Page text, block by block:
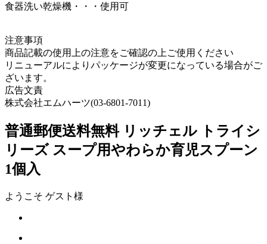
食器洗い乾燥機・・・使用可
注意事項
商品記載の使用上の注意をご確認の上ご使用ください
リニューアルによりパッケージが変更になっている場合がご
ざいます。
広告文責
株式会社エムハーツ(03-6801-7011)
普通郵便送料無料 リッチェル トライシ
リーズ スープ用やわらか育児スプーン
1個入
ようこそ ゲスト様